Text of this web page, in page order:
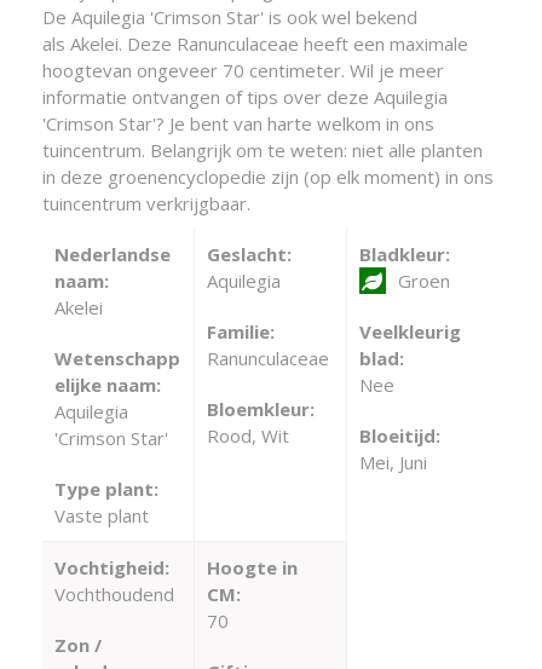
De Aquilegia 'Crimson Star' is ook wel bekend
als Akelei. Deze Ranunculaceae heeft een maximale
hoogtevan ongeveer 70 centimeter. Wil je meer
informatie ontvangen of tips over deze Aquilegia
'Crimson Star'? Je bent van harte welkom in ons
tuincentrum. Belangrijk om te weten: niet alle planten
in deze groenencyclopedie zijn (op elk moment) in ons
tuincentrum verkrijgbaar.
Nederlandse
naam:
Akelei
Wetenschapp
elijke naam:
Aquilegia
'Crimson Star'
Type plant:
Vaste plant
Geslacht:
Aquilegia
Familie:
Ranunculaceae
Bloemkleur:
Rood, Wit
Bladkleur:
Groen
Veelkleurig
blad:
Nee
Bloeitijd:
Mei, Juni
Vochtigheid:
Vochthoudend
Zon /
Hoogte in
CM:
70